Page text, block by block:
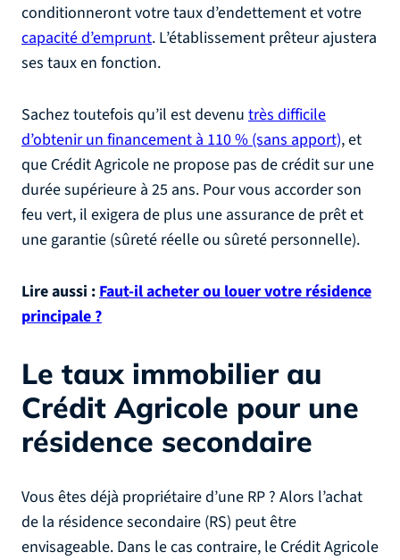
conditionneront votre taux d’endettement et votre
capacité d’emprunt. L’établissement prêteur ajustera
ses taux en fonction.
Sachez toutefois qu’il est devenu très difficile
d’obtenir un financement à 110 % (sans apport), et
que Crédit Agricole ne propose pas de crédit sur une
durée supérieure à 25 ans. Pour vous accorder son
feu vert, il exigera de plus une assurance de prêt et
une garantie (sûreté réelle ou sûreté personnelle).
Lire aussi :Faut-il acheter ou louer votre résidence
principale ?
Le taux immobilier au
Crédit Agricole pour une
résidence secondaire
Vous êtes déjà propriétaire d’une RP ? Alors l’achat
de la résidence secondaire (RS) peut être
envisageable. Dans le cas contraire, le Crédit Agricole